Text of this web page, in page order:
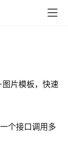
图片模板，快速
个接口调用多